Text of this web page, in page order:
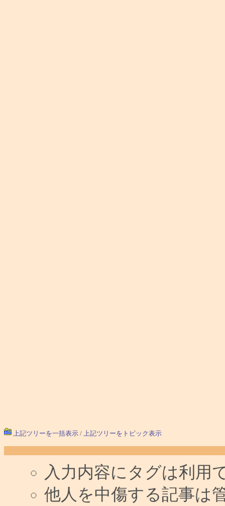
上記ツリーを一括表示 / 上記ツリーをトピック表示
入力内容にタグは利用
他人を中傷する記事は